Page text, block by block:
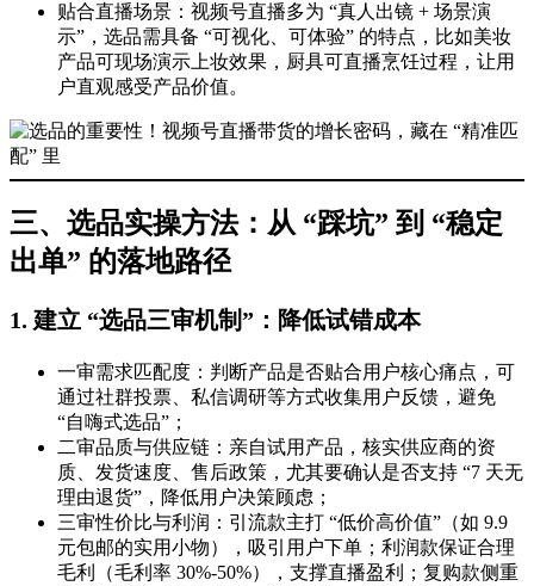
贴合直播场景：视频号直播多为 “真人出镜 + 场景演
示”，选品需具备 “可视化、可体验” 的特点，比如美妆
产品可现场演示上妆效果，厨具可直播烹饪过程，让用
户直观感受产品价值。
三、选品实操方法：从 “踩坑” 到 “稳定
出单” 的落地路径
1. 建立 “选品三审机制”：降低试错成本
一审需求匹配度：判断产品是否贴合用户核心痛点，可
通过社群投票、私信调研等方式收集用户反馈，避免
“自嗨式选品”；
二审品质与供应链：亲自试用产品，核实供应商的资
质、发货速度、售后政策，尤其要确认是否支持 “7 天无
理由退货”，降低用户决策顾虑；
三审性价比与利润：引流款主打 “低价高价值”（如 9.9
元包邮的实用小物），吸引用户下单；利润款保证合理
毛利（毛利率 30%-50%），支撑直播盈利；复购款侧重